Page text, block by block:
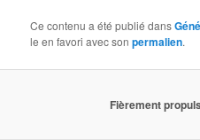
Ce contenu a été publié dans
le en favori avec sonpermalien.
Fièrement